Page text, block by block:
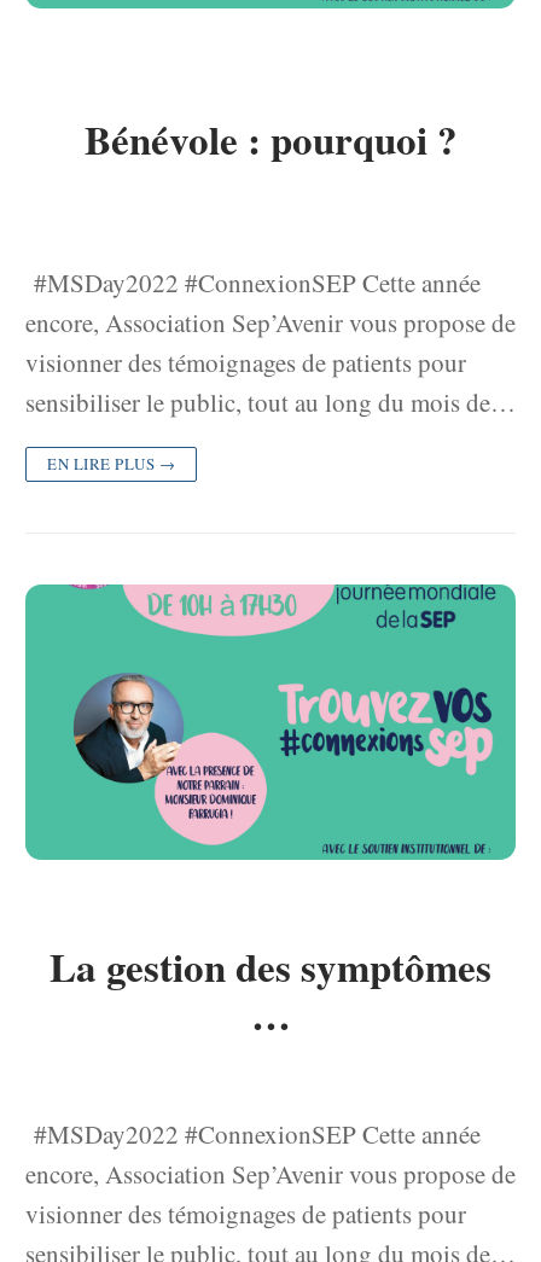
Bénévole : pourquoi ?
#MSDay2022 #ConnexionSEP Cette année
encore, Association Sep’Avenir vous propose de
visionner des témoignages de patients pour
sensibiliser le public, tout au long du mois de…
EN LIRE PLUS →
La gestion des symptômes
…
#MSDay2022 #ConnexionSEP Cette année
encore, Association Sep’Avenir vous propose de
visionner des témoignages de patients pour
sensibiliser le public, tout au long du mois de…